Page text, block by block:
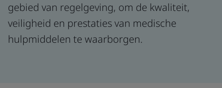
gebied van regelgeving, om de kwaliteit,
veiligheid en prestaties van medische
hulpmiddelen te waarborgen.